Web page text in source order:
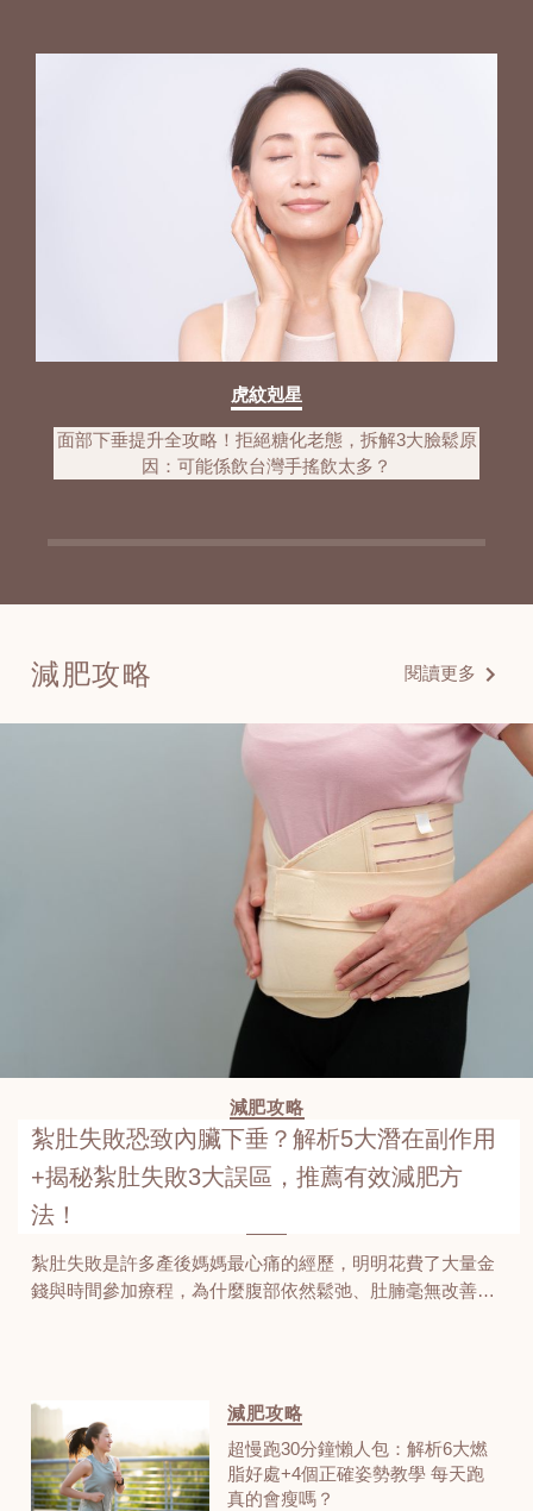
虎紋剋星
面部下垂提升全攻略！拒絕糖化老態，拆解3大臉鬆原
因：可能係飲台灣手搖飲太多？
減肥攻略 閱讀更多
減肥攻略
紮肚失敗恐致內臟下垂？解析5大潛在副作用
+揭秘紮肚失敗3大誤區，推薦有效減肥方
法！
紮肚失敗是許多產後媽媽最心痛的經歷，明明花費了大量金
錢與時間參加療程，為什麼腹部依然鬆弛、肚腩毫無改善？
下垂風險或尿滲等長遠的健康問題。本文將以誠實的視角揭
露「紮肚失敗」的真相，從腹直肌分離的修復原理到古法紮
肚的正確步驟，幫助媽媽們辨別技術優劣，文章最後還有獨
家減肥療程大放送，記得看到最後領取優惠！
減肥攻略
超慢跑30分鐘懶人包：解析6大燃
脂好處+4個正確姿勢教學 每天跑
真的會瘦嗎？